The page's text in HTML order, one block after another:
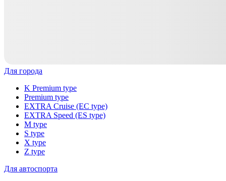
Для города
K Premium type
Premium type
EXTRA Cruise (EC type)
EXTRA Speed (ES type)
M type
S type
X type
Z type
Для автоспорта